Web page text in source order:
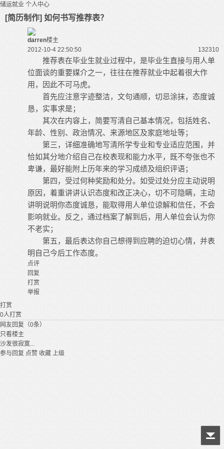
储运就业 个人中心
[简历制作] 如何书写推荐表？
darren楼主
2012-10-4 22:50:50
132310
推荐表在毕业生就业过程中，是毕业生直接与用人单
位面谈的重要媒介之一，往往在推荐就业中起着很大作
用，因此不可马虎。
首先应注意字迹整洁，文句通顺，切忌涂抹，态度诚
恳，实事求是；
其次在内容上，简要写清自己基本情况，包括姓名、
年龄、性别、政治情况、来源地区及家庭地址等；
第三，详细准确地写清所学专业和专业适应范围，并
恰如其分地介绍自己在校表现和能力水平，既不夸张也不
卑谦，最好能附上历年来的学习成绩及组织评语；
第四，受过何种奖励和处分。如受过处分应主动说明
原因，着重讲讲认识态度和改正决心，切不可隐瞒，主动
讲明说明你态度诚恳，能取得用人单位谅解和信任，不会
影响就业。反之，通过档案了解到后，用人单位会认为你
不老实；
第五，最后表达你自己想得到应聘的迫切心情，并表
明自己今后工作态度。
点评
回复
打赏
举报
打赏
0人打赏
网友回复（0条）
只看楼主
沙发很寂寞...
参与回复 点赞 收藏 上级